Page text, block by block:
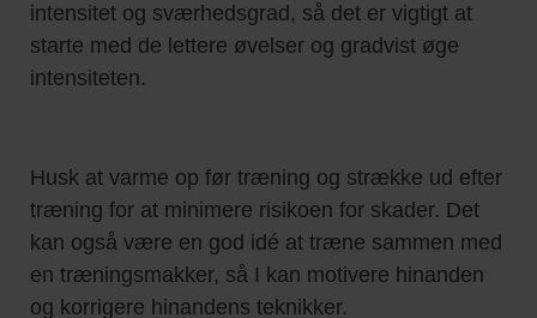
intensitet og sværhedsgrad, så det er vigtigt at
starte med de lettere øvelser og gradvist øge
intensiteten.
Husk at varme op før træning og strække ud efter
træning for at minimere risikoen for skader. Det
kan også være en god idé at træne sammen med
en træningsmakker, så I kan motivere hinanden
og korrigere hinandens teknikker.